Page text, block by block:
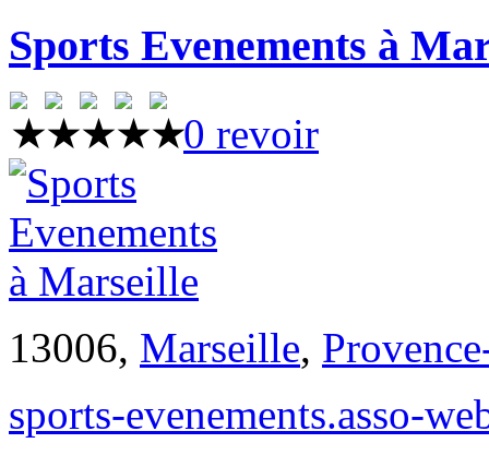
Sports Evenements à
0 revoir
13006, Marseille,
sports-evenements.asso-